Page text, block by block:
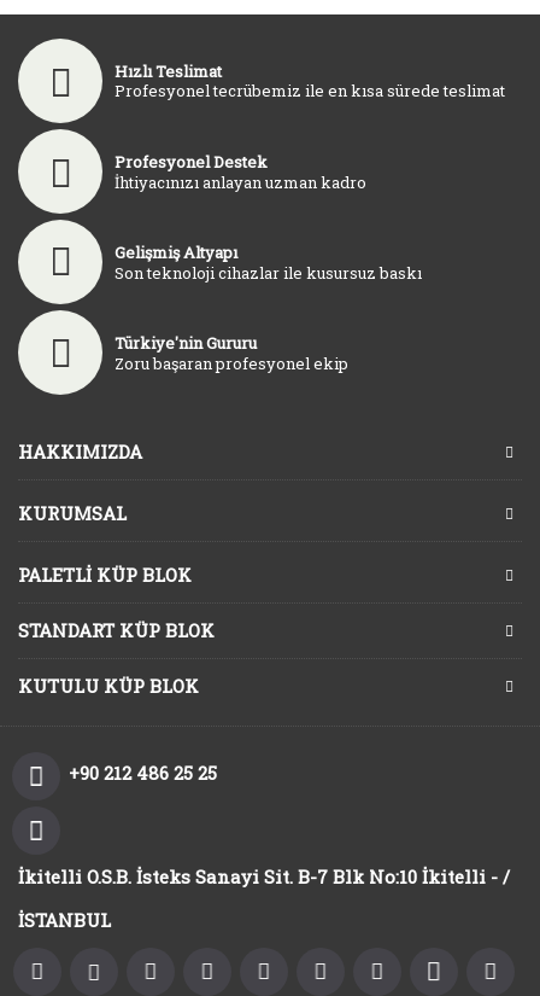
Hızlı Teslimat
Profesyonel tecrübemiz ile en kısa sürede teslimat
Profesyonel Destek
İhtiyacınızı anlayan uzman kadro
Gelişmiş Altyapı
Son teknoloji cihazlar ile kusursuz baskı
Türkiye'nin Gururu
Zoru başaran profesyonel ekip
HAKKIMIZDA
KURUMSAL
PALETLI KÜP BLOK
STANDART KÜP BLOK
KUTULU KÜP BLOK
+90 212 486 25 25
İkitelli O.S.B. İsteks Sanayi Sit. B-7 Blk No:10 İkitelli - /
İSTANBUL